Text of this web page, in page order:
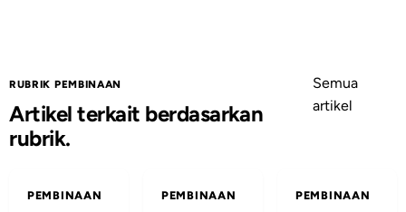
RUBRIK PEMBINAAN
Artikel terkait berdasarkan
rubrik.
Semua
artikel
PEMBINAAN PEMBINAAN PEMBINAAN